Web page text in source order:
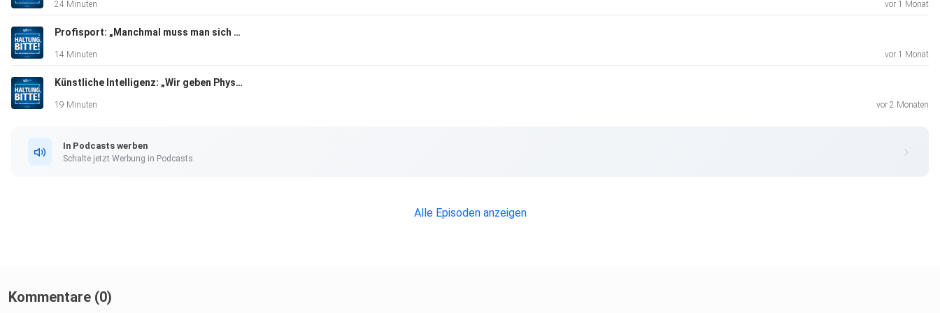
24 Minuten vor 1 Monat
Profisport: „Manchmal muss man sich gegen den Leistungsdruck und für den Körper entscheiden.“ (Eric Schlösser)
14 Minuten vor 1 Monat
Künstliche Intelligenz: „Wir geben Physiotherapiepraxen Zeit für das Wesentliche zurück“ (Sven Weidner)
19 Minuten vor 2 Monaten
In Podcasts werben
Schalte jetzt Werbung in Podcasts.
Alle Episoden anzeigen
Kommentare (0)